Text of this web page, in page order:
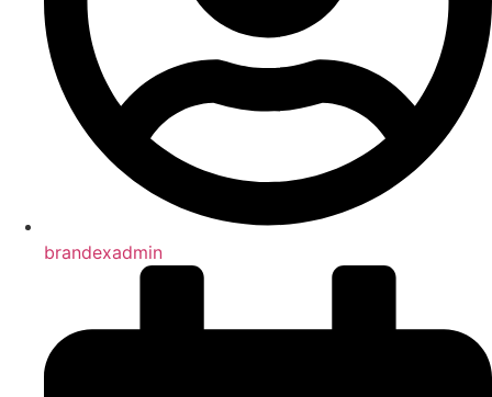
brandexadmin